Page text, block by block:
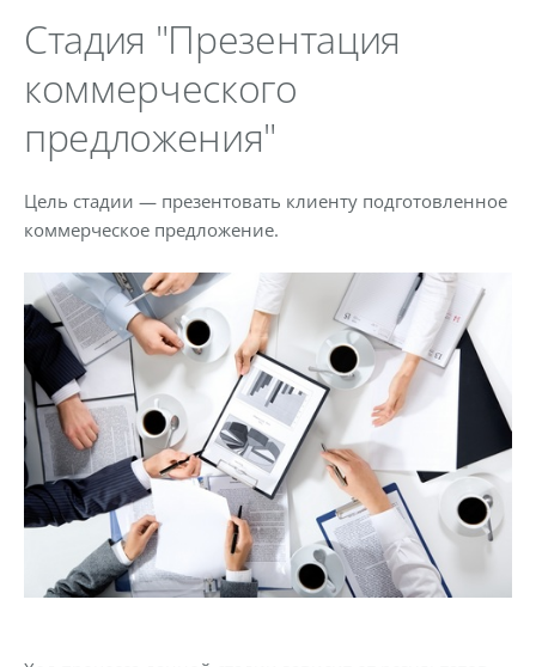
Стадия "Презентация
коммерческого
предложения"
Цель стадии — презентовать клиенту подготовленное
коммерческое предложение.